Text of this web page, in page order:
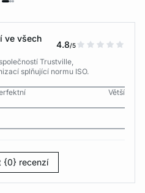
ve všech
4.8/5
Trustville,
splňující normu ISO.
Větší
{0} recenzí